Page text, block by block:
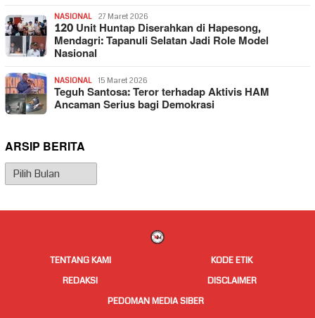
NASIONAL 27 Maret 2026
120 Unit Huntap Diserahkan di Hapesong,
Mendagri: Tapanuli Selatan Jadi Role Model
Nasional
NASIONAL 15 Maret 2026
Teguh Santosa: Teror terhadap Aktivis HAM
Ancaman Serius bagi Demokrasi
ARSIP BERITA
Arsip
Berita
TENTANG KAMI
KODE ETIK
REDAKSI
DISCLAIMER
PEDOMAN MEDIA SIBER